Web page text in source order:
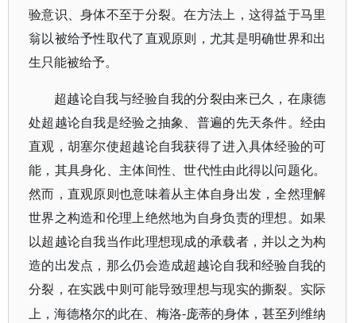
验意识、身体不至于分裂。在方法上，这得益于马里
翁以被给予性取代了直观原则，尤其是明确世界和出
生只能被给予。
超越论自我与经验自我的分裂由来已久，在康德
处超越论自我是经验之抽象、普遍的先天条件。经由
直观，胡塞尔使超越论自我获得了进入具体经验的可
能，其具身化、主体间性、世代性由此得以问题化。
然而，直观原则也意味着从主体自身出发，全然理解
世界之构造和伦理上绝然地为自身负责的理想。如果
以超越论自我当作此理想现成的承载者，并以之为构
造的出发点，那么仍会造成超越论自我和经验自我的
分裂，在实践中则可能导致理想与现实的撕裂。实际
上，海德格尔的此在、梅洛-庞蒂的身体，甚至列维纳